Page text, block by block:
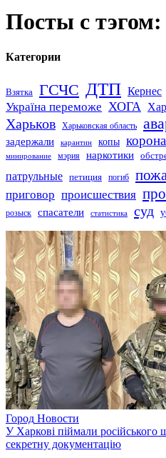
Посты с
Категории
Взятка ГСЧС ДТП Кернес
Україна переможе ХОГА
Харьков Харьковская область
задержали карантин копы
минирование мэрия наркотики
патрульные петиция погиб
приговор происшествия
розыск
спасатели статистика суд
Город Новости
У Харкові піймали
секретну документацію